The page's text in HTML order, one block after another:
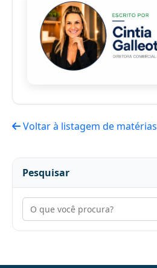
Voltar à listagem de matérias
Pesquisar